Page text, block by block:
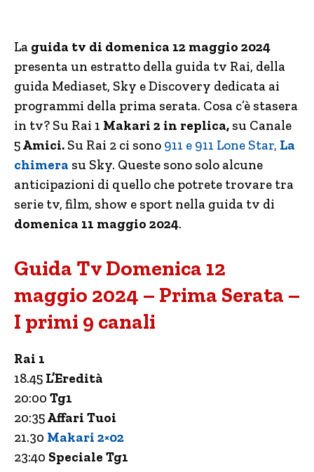
La guida tv di domenica 12 maggio 2024
presenta un estratto della guida tv Rai, della
guida Mediaset, Sky e Discovery dedicata ai
programmi della prima serata. Cosa c’è stasera
in tv? Su Rai 1 Makari 2 in replica, su Canale
5Amici. Su Rai 2 ci sono 911 e 911 Lone Star, La
chimera su Sky. Queste sono solo alcune
anticipazioni di quello che potrete trovare tra
serie tv, film, show e sport nella guida tv di
domenica 11 maggio 2024.
Guida Tv Domenica 12
maggio 2024 – Prima Serata –
I primi 9 canali
Rai 1
18.45 L’Eredità
20:00 Tg1
20:35Affari Tuoi
21.30 Makari 2×02
23:40 Speciale Tg1